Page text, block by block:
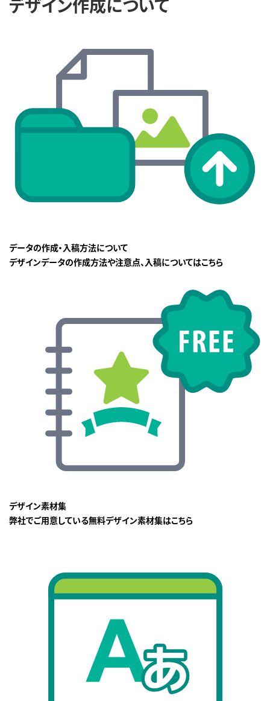
データの作成・入稿方法について
デザインデータの作成方法や注意点、入稿についてはこちら
デザイン素材集
弊社でご用意している無料デザイン素材集はこちら